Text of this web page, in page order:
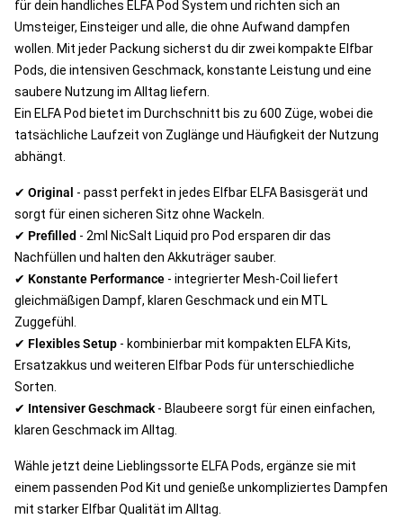
für dein handliches ELFA Pod System und richten sich an
Umsteiger, Einsteiger und alle, die ohne Aufwand dampfen
wollen. Mit jeder Packung sicherst du dir zwei kompakte Elfbar
Pods, die intensiven Geschmack, konstante Leistung und eine
saubere Nutzung im Alltag liefern.
Ein ELFA Pod bietet im Durchschnitt bis zu 600 Züge, wobei die
tatsächliche Laufzeit von Zuglänge und Häufigkeit der Nutzung
abhängt.
✔ Original - passt perfekt in jedes Elfbar ELFA Basisgerät und
sorgt für einen sicheren Sitz ohne Wackeln.
✔ Prefilled - 2ml NicSalt Liquid pro Pod ersparen dir das
Nachfüllen und halten den Akkuträger sauber.
✔ Konstante Performance - integrierter Mesh-Coil liefert
gleichmäßigen Dampf, klaren Geschmack und ein MTL
Zuggefühl.
✔ Flexibles Setup - kombinierbar mit kompakten ELFA Kits,
Ersatzakkus und weiteren Elfbar Pods für unterschiedliche
Sorten.
✔ Intensiver Geschmack - Blaubeere sorgt für einen einfachen,
klaren Geschmack im Alltag.
Wähle jetzt deine Lieblingssorte ELFA Pods, ergänze sie mit
einem passenden Pod Kit und genieße unkompliziertes Dampfen
mit starker Elfbar Qualität im Alltag.